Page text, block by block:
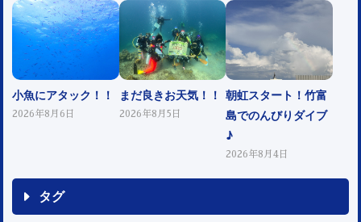
小魚にアタック！！
2026年8月6日
まだ良きお天気！！
2026年8月5日
朝虹スタート！竹富
島でのんびりダイブ
♪
2026年8月4日
タグ